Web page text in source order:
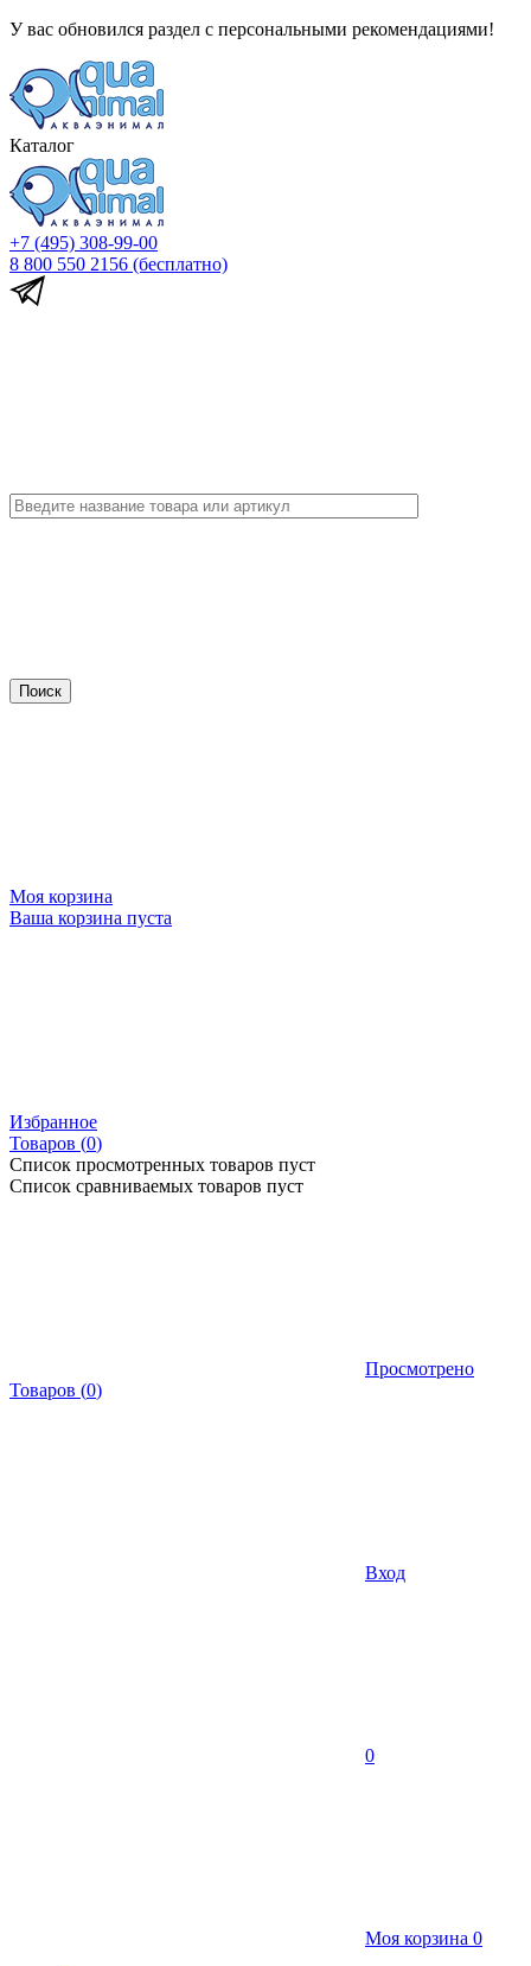
У вас обновился раздел с персональными рекомендациями!
Каталог
+7 (495) 308-99-00
8 800 550 2156 (бесплатно)
Моя корзина
Ваша корзина пуста
Избранное
Товаров (0)
Список просмотренных товаров пуст
Список сравниваемых товаров пуст
Просмотрено
Товаров (0)
Вход
0
Моя корзина 0